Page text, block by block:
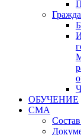
ОБУЧЕНИЕ
СМА